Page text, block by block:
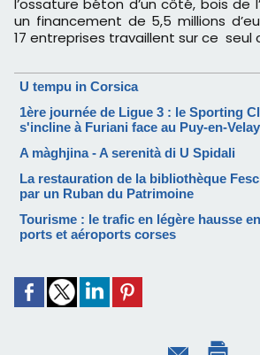
l’ossature béton d’un côté, bois de
un financement de 5,5 millions
17 entreprises travaillent sur ce seul
U tempu in Corsica
1ère journée de Ligue 3 : le Sporting
s'incline à Furiani face au Puy-en-
A màghjina - A serenità di U Spidali
La restauration de la bibliothèque
par un Ruban du Patrimoine
Tourisme : le trafic en légère hausse
ports et aéroports corses